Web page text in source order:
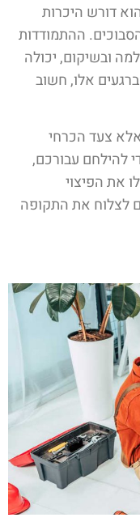
דורש היכרות
ההתמודדות
ובשיקום, יכולה
אלו, חשוב
צעד הכרחי
להילחם עבורכם,
את הפיצוי
לצלוח את התקופה